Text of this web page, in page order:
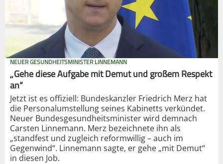
NEUER GESUNDHEITSMINISTER LINNEMANN
„Gehe diese Aufgabe mit Demut und großem Respekt
an“
Jetzt ist es offiziell: Bundeskanzler Friedrich Merz hat
die Personalumstellung seines Kabinetts verkündet.
Neuer Bundesgesundheitsminister wird demnach
Carsten Linnemann. Merz bezeichnete ihn als
„standfest und zugleich reformwillig – auch im
Gegenwind“. Linnemann sagte, er gehe „mit Demut“
in diesen Job.